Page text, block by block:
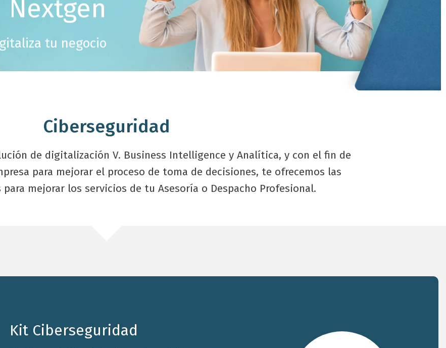
Nextgen
tu negocio
Ciberseguridad
de digitalización V. Business Intelligence y Analítica, y con el fin de
para mejorar el proceso de toma de decisiones, te ofrecemos las
mejorar los servicios de tu Asesoría o Despacho Profesional.
Kit Ciberseguridad